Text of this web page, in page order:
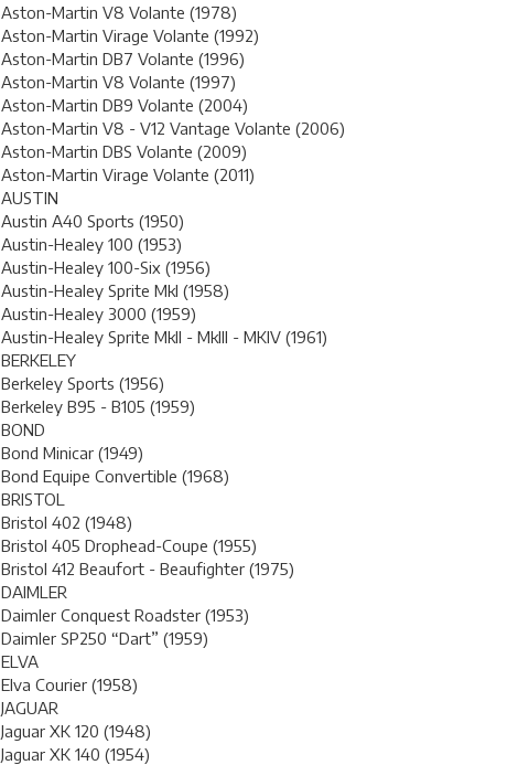
Aston-Martin V8 Volante (1978)
Aston-Martin Virage Volante (1992)
Aston-Martin DB7 Volante (1996)
Aston-Martin V8 Volante (1997)
Aston-Martin DB9 Volante (2004)
Aston-Martin V8 - V12 Vantage Volante (2006)
Aston-Martin DBS Volante (2009)
Aston-Martin Virage Volante (2011)
AUSTIN
Austin A40 Sports (1950)
Austin-Healey 100 (1953)
Austin-Healey 100-Six (1956)
Austin-Healey Sprite MkI (1958)
Austin-Healey 3000 (1959)
Austin-Healey Sprite MkII - MkIII - MKIV (1961)
BERKELEY
Berkeley Sports (1956)
Berkeley B95 - B105 (1959)
BOND
Bond Minicar (1949)
Bond Equipe Convertible (1968)
BRISTOL
Bristol 402 (1948)
Bristol 405 Drophead-Coupe (1955)
Bristol 412 Beaufort - Beaufighter (1975)
DAIMLER
Daimler Conquest Roadster (1953)
Daimler SP250 “Dart” (1959)
ELVA
Elva Courier (1958)
JAGUAR
Jaguar XK 120 (1948)
Jaguar XK 140 (1954)